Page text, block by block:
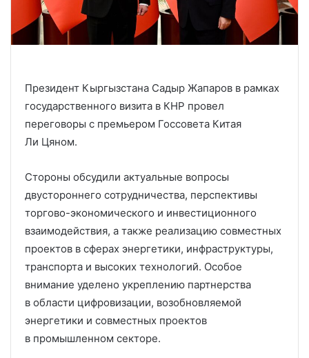
Президент Кыргызстана Садыр Жапаров в рамках
государственного визита в КНР провел
переговоры с премьером Госсовета Китая
Ли Цяном.
Стороны обсудили актуальные вопросы
двустороннего сотрудничества, перспективы
торгово-экономического и инвестиционного
взаимодействия, а также реализацию совместных
проектов в сферах энергетики, инфраструктуры,
транспорта и высоких технологий. Особое
внимание уделено укреплению партнерства
в области цифровизации, возобновляемой
энергетики и совместных проектов
в промышленном секторе.